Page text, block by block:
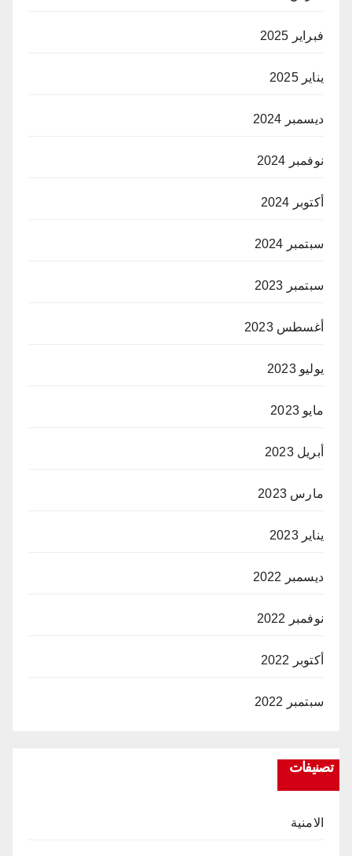
فبراير 2025
يناير 2025
ديسمبر 2024
نوفمبر 2024
أكتوبر 2024
سبتمبر 2024
سبتمبر 2023
أغسطس 2023
يوليو 2023
مايو 2023
أبريل 2023
مارس 2023
يناير 2023
ديسمبر 2022
نوفمبر 2022
أكتوبر 2022
سبتمبر 2022
تصنيفات
الامنية